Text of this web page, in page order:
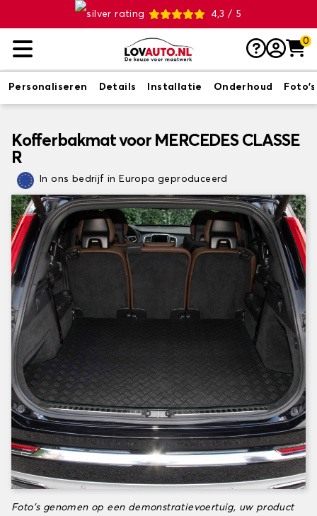
4,3 / 5
0
Personaliseren Details Installatie Onderhoud Foto's
Kofferbakmat voor MERCEDES CLASSE
R
In ons bedrijf in Europa geproduceerd
Foto's genomen op een demonstratievoertuig, uw product